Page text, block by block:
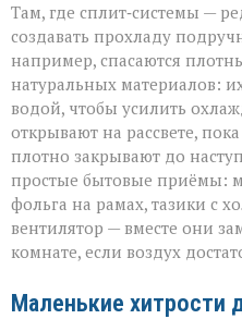
Там, где сплит‑системы —
создавать прохладу
например, спасаются
натуральных материалов:
водой, чтобы усилить
открывают на рассвете,
плотно закрывают до
простые бытовые приёмы:
фольга на рамах, тазики с
вентилятор — вместе они
комнате, если воздух
Маленькие хитрости